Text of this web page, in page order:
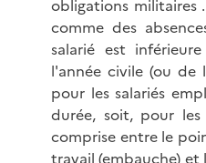
obligations militaires
comme des
salarié est
l'année civile (ou de
pour les salariés
durée, soit, pour
comprise entre le